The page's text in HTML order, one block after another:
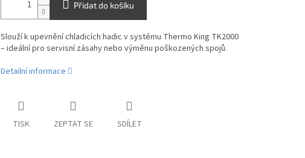
Přidat do košíku
Slouží k upevnění chladicích hadic v systému Thermo King TK2000
– ideální pro servisní zásahy nebo výměnu poškozených spojů.
Detailní informace
TISK ZEPTAT SE SDÍLET